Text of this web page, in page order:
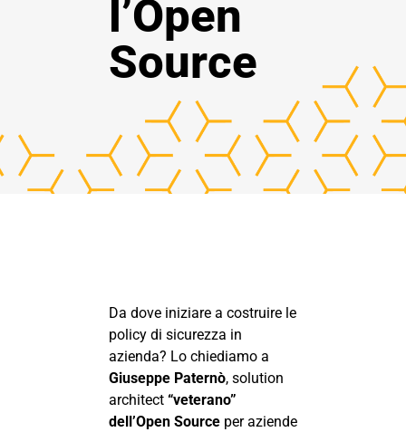
l’Open
Source
Da dove iniziare a costruire le
policy di sicurezza in
azienda? Lo chiediamo a
Giuseppe Paternò, solution
architect “veterano”
dell’Open Source per aziende